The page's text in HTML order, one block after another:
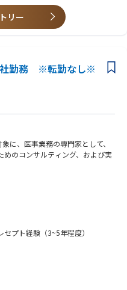
案と検証サイクルを継続的に実
リー
社勤務 ※転勤なし※
に、医事業務の専門家として、
めのコンサルティング、および実
がる施設基準取得や各種加算算
援
プト経験（3~5年程度）
り組んだご経験